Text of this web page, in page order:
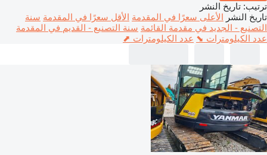
ترتيب: تاريخ النشر
تاريخ النشر الأعلى سعرًا في المقدمة الأقل سعرًا في المقدمة سنة
التصنيع - الجديد في مقدمة القائمة سنة التصنيع - القديم في المقدمة
عدد الكيلومترات ⬊ عدد الكيلومترات ⬈